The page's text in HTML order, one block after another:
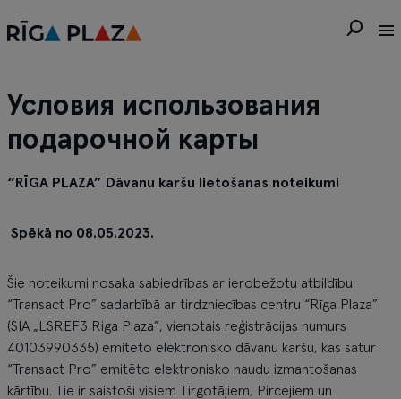
Условия использования
подарочной карты
“RĪGA PLAZA” Dāvanu karšu lietošanas noteikumi
Spēkā no 08.05.2023.
Šie noteikumi nosaka sabiedrības ar ierobežotu atbildību
“Transact Pro” sadarbībā ar tirdzniecības centru “Rīga Plaza”
(SIA „LSREF3 Riga Plaza”, vienotais reģistrācijas numurs
40103990335) emitēto elektronisko dāvanu karšu, kas satur
“Transact Pro” emitēto elektronisko naudu izmantošanas
kārtību. Tie ir saistoši visiem Tirgotājiem, Pircējiem un